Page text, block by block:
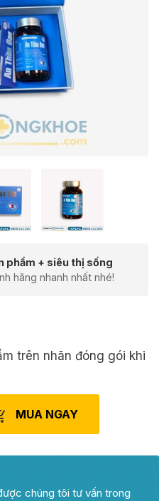
phẩm + siêu thị sống
hãng nhanh nhất nhé!
trên nhãn đóng gói khi
MUA NGAY
chúng tôi tư vấn trong